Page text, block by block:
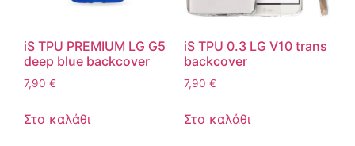
iS TPU PREMIUM LG G5
deep blue backcover
7,90 €
Στο καλάθι
iS TPU 0.3 LG V10 trans
backcover
7,90 €
Στο καλάθι